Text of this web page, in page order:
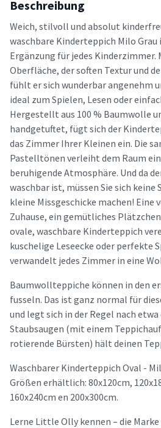
Beschreibung
Weich, stilvoll und absolut
waschbare Kinderteppich Milo
Ergänzung für jedes Kinderzimmer.
Oberfläche, der soften Textur und
fühlt er sich wunderbar angenehm
ideal zum Spielen, Lesen oder
Hergestellt aus 100 % Baumwolle
handgetuftet, fügt sich der
das Zimmer Ihrer Kleinen ein. Die
Pastelltönen verleiht dem Raum
beruhigende Atmosphäre. Und da
waschbar ist, müssen Sie sich keine
kleine Missgeschicke machen!
Zuhause, ein gemütliches
ovale, waschbare Kinderteppich
kuschelige Leseecke oder perfekte
verwandelt jedes Zimmer in eine
Baumwollteppiche können in den
fusseln. Das ist ganz normal für
und legt sich in der Regel nach
Staubsaugen (mit einem
rotierende Bürsten) hält deinen
Waschbarer Kinderteppich Oval -
Größen erhältlich: 80x120cm,
160x240cm en 200x300cm.
Lerne Little Olly kennen – die